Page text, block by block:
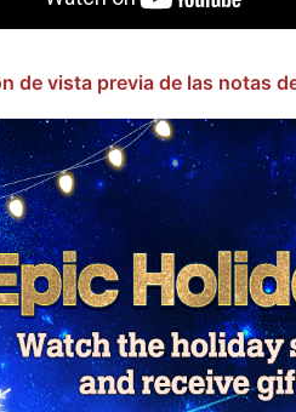
de vista previa de las notas